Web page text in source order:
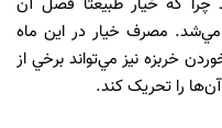
چرا که خيار طبيعتا فصل آن
مصرف خيار در اين ماه
خربزه نيز مي‌تواند برخي از
را تحريک کند.